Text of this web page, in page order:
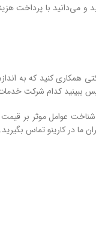
و می‌دانید با پرداخت
همکاری کنید که به
ببینید کدام شرکت
شناخت عوامل موثر
ما در کارینو تماس بگیرید.